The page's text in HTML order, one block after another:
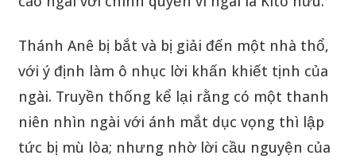
Thánh Anê bị bắt và bị giải đến một nhà thổ,
với ý định làm ô nhục lời khấn khiết tịnh của
ngài. Truyền thống kể lại rằng có một thanh
niên nhìn ngài với ánh mắt dục vọng thì lập
tức bị mù lòa; nhưng nhờ lời cầu nguyện của